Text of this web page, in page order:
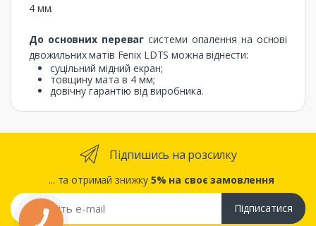
4 мм.
До основних переваг системи опалення на основі
двожильних матів Fenix ​​LDTS можна віднести:
суцільний мідний екран;
товщину мата в 4 мм;
довічну гарантію від виробника.
Підпишись на розсилку
... та отримай знижку 5% на своє замовлення
Підписатися
КНОПКА
ЗВ'ЯЗКУ